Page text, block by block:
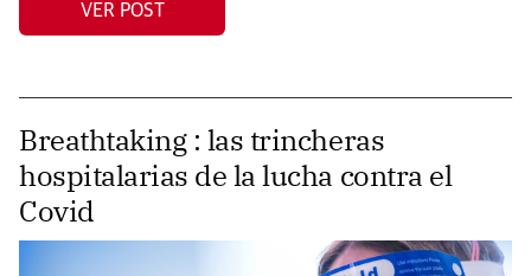
VER POST
Breathtaking : las trincheras
hospitalarias de la lucha contra el
Covid